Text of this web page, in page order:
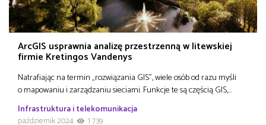
ArcGIS usprawnia analizę przestrzenną w litewskiej
firmie Kretingos Vandenys
Natrafiając na termin „rozwiązania GIS”, wiele osób od razu myśli
o mapowaniu i zarządzaniu sieciami. Funkcje te są częścią GIS,…
Infrastruktura i telekomunikacja
październik 2024
1 739